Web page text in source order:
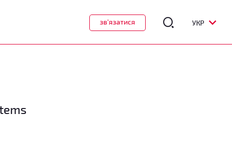
зв'язатися УКР